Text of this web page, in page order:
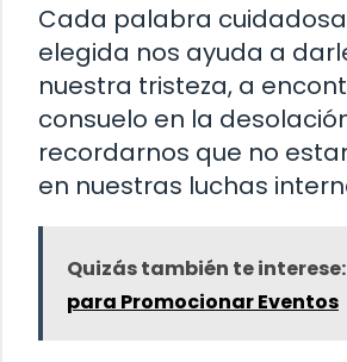
Cada palabra
elegida nos ayuda a
nuestra tristeza, a
consuelo en la
recordarnos que no
en nuestras luchas
Quizás también te interese:
para Promocionar Eventos